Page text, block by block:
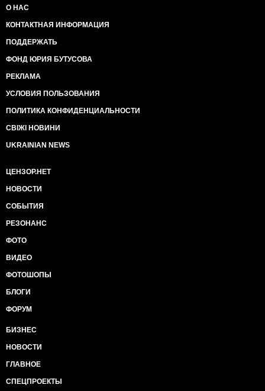
О НАС
КОНТАКТНАЯ ИНФОРМАЦИЯ
ПОДДЕРЖАТЬ
ФОНД ЮРИЯ БУТУСОВА
РЕКЛАМА
УСЛОВИЯ ПОЛЬЗОВАНИЯ
ПОЛИТИКА КОНФИДЕНЦИАЛЬНОСТИ
СВІЖІ НОВИНИ
UKRAINIAN NEWS
ЦЕНЗОР.НЕТ
НОВОСТИ
СОБЫТИЯ
РЕЗОНАНС
ФОТО
ВИДЕО
ФОТОШОПЫ
БЛОГИ
ФОРУМ
БИЗНЕС
НОВОСТИ
ГЛАВНОЕ
СПЕЦПРОЕКТЫ